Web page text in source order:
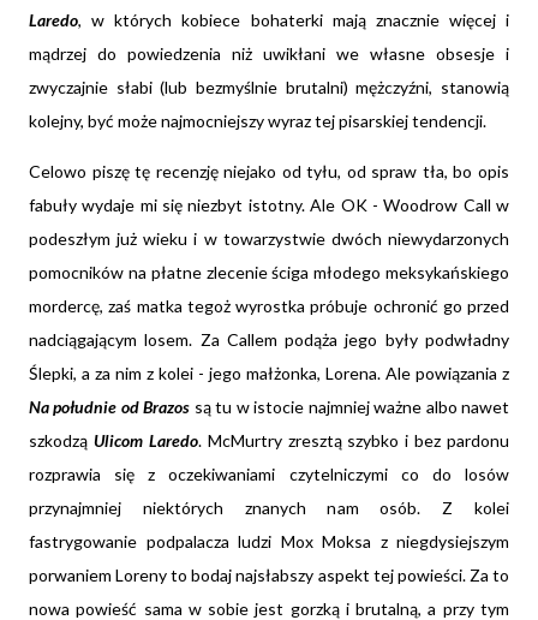
Laredo, w których kobiece bohaterki mają znacznie więcej i
mądrzej do powiedzenia niż uwikłani we własne obsesje i
zwyczajnie słabi (lub bezmyślnie brutalni) mężczyźni, stanowią
kolejny, być może najmocniejszy wyraz tej pisarskiej tendencji.
Celowo piszę tę recenzję niejako od tyłu, od spraw tła, bo opis
fabuły wydaje mi się niezbyt istotny. Ale OK - Woodrow Call w
podeszłym już wieku i w towarzystwie dwóch niewydarzonych
pomocników na płatne zlecenie ściga młodego meksykańskiego
mordercę, zaś matka tegoż wyrostka próbuje ochronić go przed
nadciągającym losem. Za Callem podąża jego były podwładny
Ślepki, a za nim z kolei - jego małżonka, Lorena. Ale powiązania z
Na południe od Brazos są tu w istocie najmniej ważne albo nawet
szkodzą Ulicom Laredo. McMurtry zresztą szybko i bez pardonu
rozprawia się z oczekiwaniami czytelniczymi co do losów
przynajmniej niektórych znanych nam osób. Z kolei
fastrygowanie podpalacza ludzi Mox Moksa z niegdysiejszym
porwaniem Loreny to bodaj najsłabszy aspekt tej powieści. Za to
nowa powieść sama w sobie jest gorzką i brutalną, a przy tym